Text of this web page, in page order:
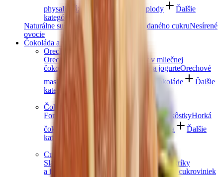
physalis
Zázvor Ostatné exotické plody
Ďalšie
kategórie
Naturálne sušené ovocie
Ovocie bez pridaného cukruNesírené
ovocie
Čokoláda a sladkosti
Orechy v čokoláde
Orechy v horkej čokoláde
Orechy v mliečnej
čokoláde
Orechy v bielej čokoláde a jogurteOrechové
maslá s čokoládou
Orechový mix v čokoláde
Ďalšie
kategórie
Čokoládové maškrtenie
Fondány a nugáty
Čokoládové hrudky a kôstkyHorká
čokoláda
Biela čokoláda
Ďalšie
kategórie
Cukrovinky a želé
Sladkosti bez cukru
Želé cukríky
a fazuľky
Sladké drievko a pelendrekyMix cukroviniek